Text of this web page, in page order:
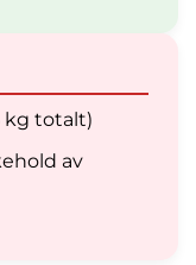
kg totalt)
av